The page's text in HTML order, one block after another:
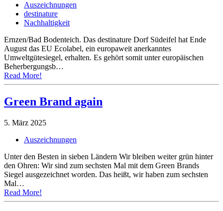
Auszeichnungen
destinature
Nachhaltigkeit
Ernzen/Bad Bodenteich. Das destinature Dorf Südeifel hat Ende
August das EU Ecolabel, ein europaweit anerkanntes
Umweltgütesiegel, erhalten. Es gehört somit unter europäischen
Beherbergungsb…
Read More!
Green Brand again
5. März 2025
Auszeichnungen
Unter den Besten in sieben Ländern Wir bleiben weiter grün hinter
den Ohren: Wir sind zum sechsten Mal mit dem Green Brands
Siegel ausgezeichnet worden. Das heißt, wir haben zum sechsten
Mal…
Read More!